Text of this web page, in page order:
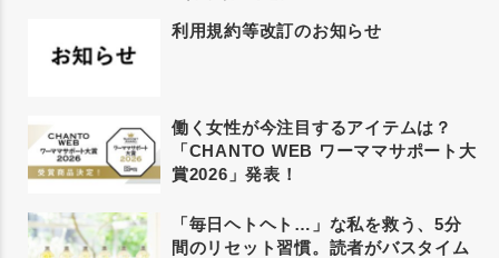
利用規約等改訂のお知らせ
働く女性が今注目するアイテムは？
「CHANTO WEB ワーママサポート大
賞2026」発表！
「毎日ヘトヘト…」な私を救う、5分
間のリセット習慣。読者がバスタイム